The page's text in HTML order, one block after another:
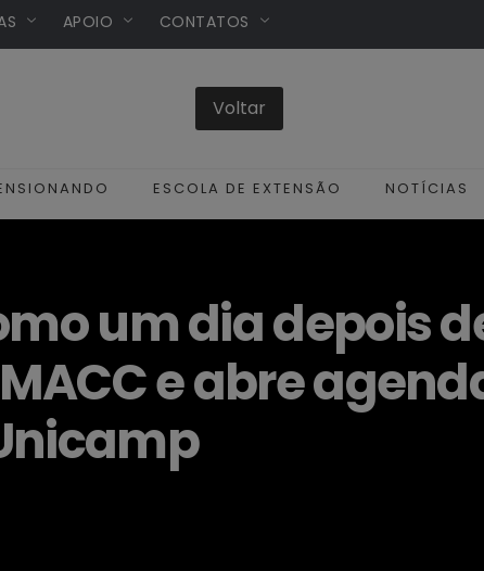
APOIO CONTATOS
ESCOLA DE EXTENSÃO NOTÍCIAS
um dia depois
e abre